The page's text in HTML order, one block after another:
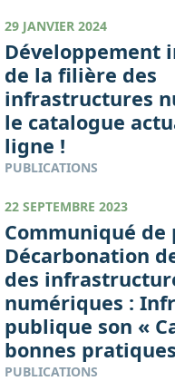
29 JANVIER 2024
Développement
de la filière des
infrastructures
le catalogue
ligne !
PUBLICATIONS
22 SEPTEMBRE 2023
Communiqué de
Décarbonation
des
numériques :
publique son «
bonnes
PUBLICATIONS